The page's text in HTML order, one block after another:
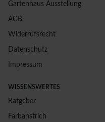
Gartenhaus Ausstellung
AGB
Widerrufsrecht
Datenschutz
Impressum
WISSENSWERTES
Ratgeber
Farbanstrich